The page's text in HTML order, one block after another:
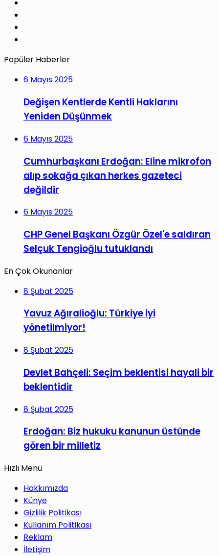
Popüler Haberler
6 Mayıs 2025
Değişen Kentlerde Kentli Haklarını
Yeniden Düşünmek
6 Mayıs 2025
Cumhurbaşkanı Erdoğan: Eline mikrofon
alıp sokağa çıkan herkes gazeteci
değildir
6 Mayıs 2025
CHP Genel Başkanı Özgür Özel'e saldıran
Selçuk Tengioğlu tutuklandı
En Çok Okunanlar
8 Şubat 2025
Yavuz Ağıralioğlu: Türkiye iyi
yönetilmiyor!
8 Şubat 2025
Devlet Bahçeli: Seçim beklentisi hayali bir
beklentidir
8 Şubat 2025
Erdoğan: Biz hukuku kanunun üstünde
gören bir milletiz
Hızlı Menü
Hakkımızda
Künye
Gizlilik Politikası
Kullanım Politikası
Reklam
İletişim